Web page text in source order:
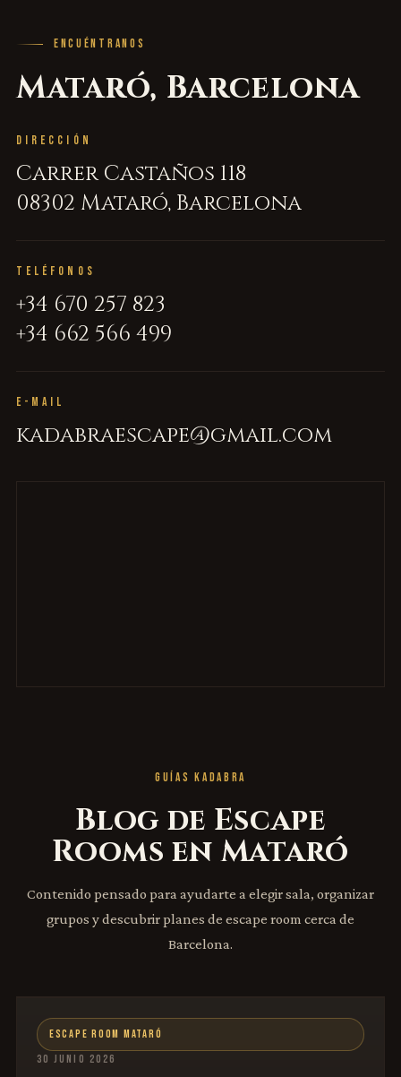
ENCUÉNTRANOS
Mataró, Barcelona
DIRECCIÓN
Carrer Castaños 118
08302 Mataró, Barcelona
TELÉFONOS
+34 670 257 823
+34 662 566 499
E-MAIL
kadabraescape@gmail.com
GUÍAS KADABRA
Blog de Escape
Rooms en Mataró
Contenido pensado para ayudarte a elegir sala, organizar
grupos y descubrir planes de escape room cerca de
Barcelona.
ESCAPE ROOM MATARÓ
30 JUNIO 2026